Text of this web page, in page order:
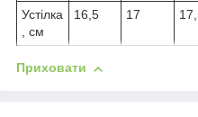
Устілка
, см
16,5 17
Приховати